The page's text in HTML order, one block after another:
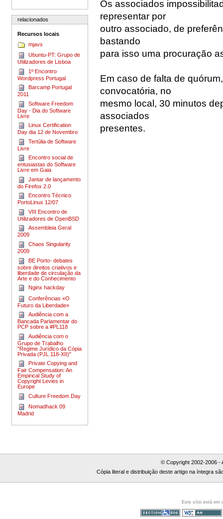
relacionados
Recursos locais
mjavs
Ubuntu-PT: Grupo de
Utilizadores de Lisboa
1º Encontro
Wordpress Portugal
Barcamp Portugal
2011
Software Freedom
Day - Dia do Software
Livre
Linux Certification
Day dia 12 de Novembro
Tertúlia de Software
Livre
Encontro social de
entusiastas do Software
Livre em Gaia
Jantar de lançamento
do Firefox 2.0
Encontro Técnico
PortoLinux 12/07
VIII Encontro de
Utilizadores de OpenBSD
Assembleia Geral
2009
Chaos Singularity
2009
BE Porto- debates
sobre direitos criativos e
liberdade de circulação da
Arte e do Conhecimento
Nginx hackday
Conferências «O
Futuro da Liberdade»
Audiência com a
Bancada Parlamentar do
PCP sobre a #PL118
Audiência com o
Grupo de Trabalho
"Regime Jurídico da Cópia
Privada (PJL 118-XII)"
Private Copying and
Fair Compensation: An
Empirical Study of
Copyright Levies in
Europe
Culture Freedom Day
Nomadhack 09
Madrid
Os associados
representar por
outro associado, de
bastando
para isso uma procuração
Em caso de falta de
convocatória, no
mesmo local, 30 minutos
associados
presentes.
© Copyright 2002-2006 -
Cópia literal e distribuição deste artigo na íntegra
Este sítio está em